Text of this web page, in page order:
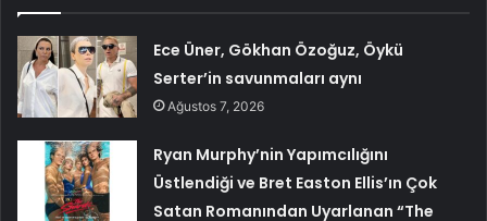
Ece Üner, Gökhan Özoğuz, Öykü
Serter’in savunmaları aynı
Ağustos 7, 2026
Ryan Murphy’nin Yapımcılığını
Üstlendiği ve Bret Easton Ellis’ın Çok
Satan Romanından Uyarlanan “The